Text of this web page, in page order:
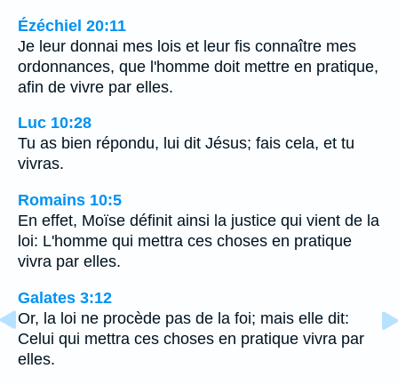
Ézéchiel 20:11
Je leur donnai mes lois et leur fis connaître mes
ordonnances, que l'homme doit mettre en pratique,
afin de vivre par elles.
Luc 10:28
Tu as bien répondu, lui dit Jésus; fais cela, et tu
vivras.
Romains 10:5
En effet, Moïse définit ainsi la justice qui vient de la
loi: L'homme qui mettra ces choses en pratique
vivra par elles.
Galates 3:12
Or, la loi ne procède pas de la foi; mais elle dit:
Celui qui mettra ces choses en pratique vivra par
elles.